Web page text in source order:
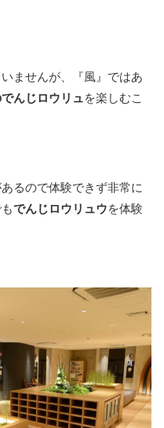
ませんが、『風』ではあ
でんじロウリュを楽しむこ
るので体験できず非常に
でんじロウリュウを体験